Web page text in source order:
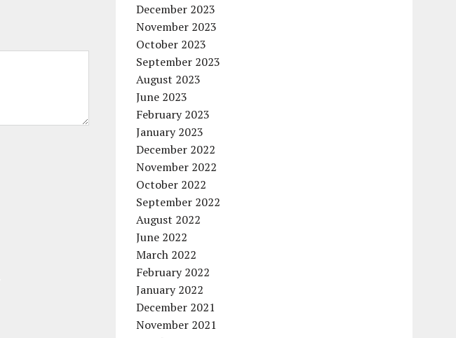
December 2023
November 2023
October 2023
September 2023
August 2023
June 2023
February 2023
January 2023
December 2022
November 2022
October 2022
September 2022
August 2022
June 2022
March 2022
February 2022
January 2022
December 2021
November 2021